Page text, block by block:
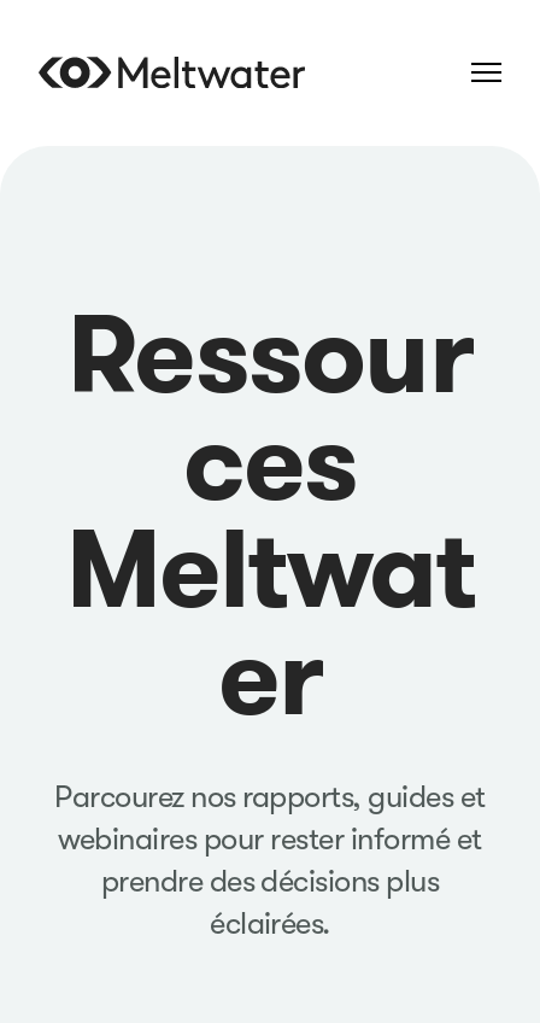
Ressour
ces
Meltwat
er
Parcourez nos rapports, guides et
webinaires pour rester informé et
prendre des décisions plus
éclairées.